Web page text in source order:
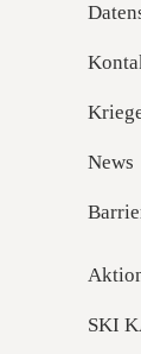
News
SKI